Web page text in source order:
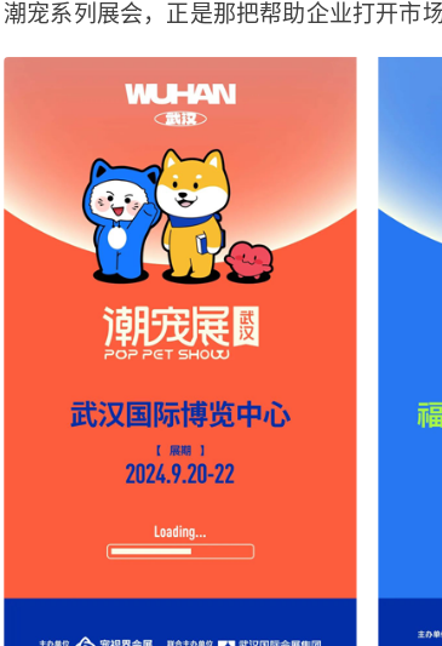
潮宠系列展会，正是那把帮助企业打开市